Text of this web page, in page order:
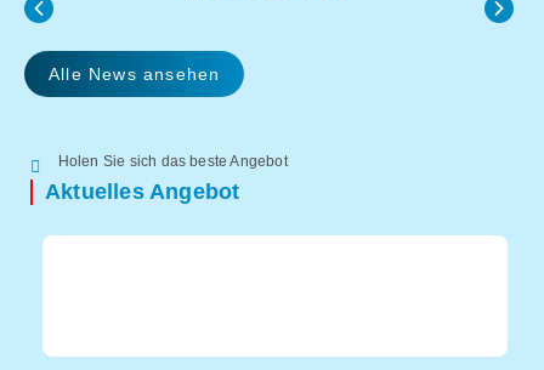
Alle News ansehen
Holen Sie sich das beste Angebot
Aktuelles Angebot